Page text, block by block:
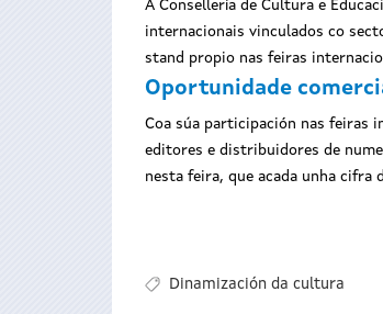
A Consellería de Cultura e
internacionais vinculados co
stand propio nas feiras
Oportunidade
Coa súa participación nas feiras
editores e distribuidores de
nesta feira, que acada unha cifra
Dinamización da cultura